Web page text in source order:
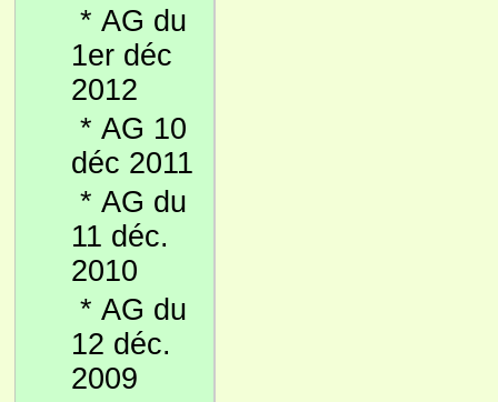
* AG du
1er déc
2012
* AG 10
déc 2011
* AG du
11 déc.
2010
* AG du
12 déc.
2009